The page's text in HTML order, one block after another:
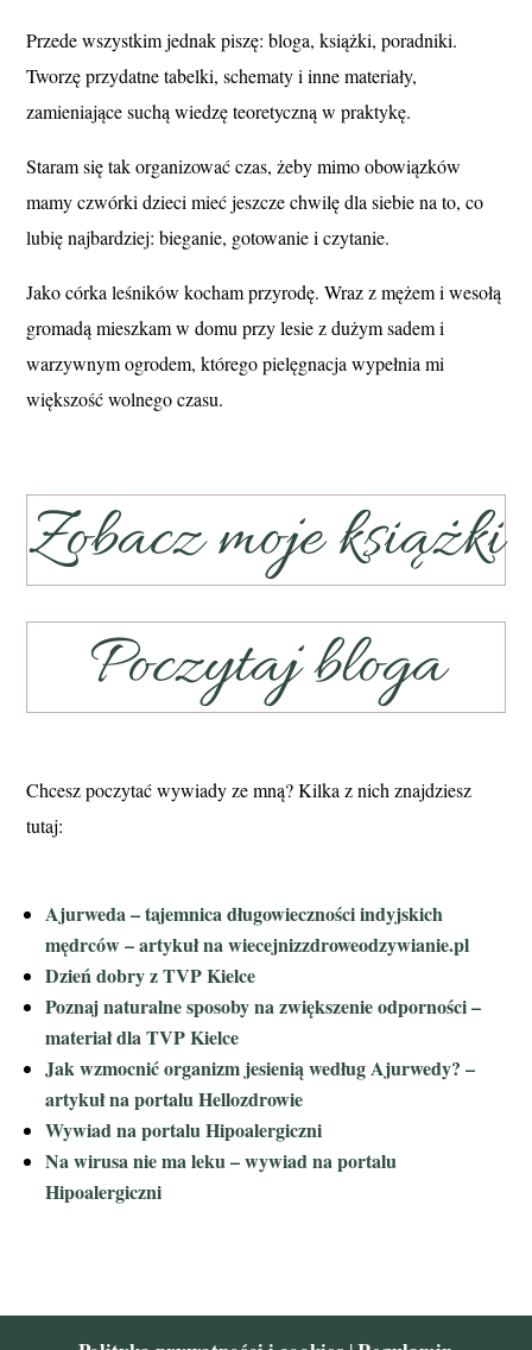
Przede wszystkim jednak piszę: bloga, książki, poradniki.
Tworzę przydatne tabelki, schematy i inne materiały,
zamieniające suchą wiedzę teoretyczną w praktykę.
Staram się tak organizować czas, żeby mimo obowiązków
mamy czwórki dzieci mieć jeszcze chwilę dla siebie na to, co
lubię najbardziej: bieganie, gotowanie i czytanie.
Jako córka leśników kocham przyrodę. Wraz z mężem i wesołą
gromadą mieszkam w domu przy lesie z dużym sadem i
warzywnym ogrodem, którego pielęgnacja wypełnia mi
większość wolnego czasu.
Zobacz moje książki
Poczytaj bloga
Chcesz poczytać wywiady ze mną? Kilka z nich znajdziesz
tutaj:
Ajurweda – tajemnica długowieczności indyjskich
mędrców – artykuł na wiecejnizzdroweodzywianie.pl
Dzień dobry z TVP Kielce
Poznaj naturalne sposoby na zwiększenie odporności –
materiał dla TVP Kielce
Jak wzmocnić organizm jesienią według Ajurwedy? –
artykuł na portalu Hellozdrowie
Wywiad na portalu Hipoalergiczni
Na wirusa nie ma leku – wywiad na portalu
Hipoalergiczni